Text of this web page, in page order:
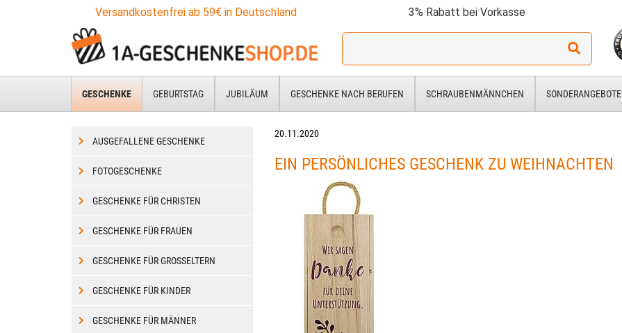
Versandkostenfrei ab 59€ in Deutschland 3% Rabatt bei Vorkasse
Ich
für:
GESCHENKE GEBURTSTAG JUBILÄUM GESCHENKE NACH BERUFEN SCHRAUBENMÄNNCHEN SONDERANGEBOTE
20.11.2020
EIN PERSÖNLICHES GESCHENK ZU WEIHNACHTEN
AUSGEFALLENE GESCHENKE
FOTOGESCHENKE
GESCHENKE FÜR CHRISTEN
GESCHENKE FÜR FRAUEN
GESCHENKE FÜR GROSSELTERN
GESCHENKE FÜR KINDER
GESCHENKE FÜR MÄNNER